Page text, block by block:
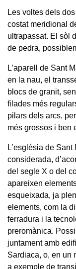
Les voltes dels
costat meridional
ultrapassat. El sòl
de pedra,
L’aparell de Sant
en la nau, el
blocs de granit,
filades més
pilars dels arcs,
més grossos i ben
L’església de
considerada,
del segle X o del
apareixen
esqueixada, ja
elements, com la
ferradura i la
preromànica.
juntament amb
Sardiaca, o, en un
a exemple de